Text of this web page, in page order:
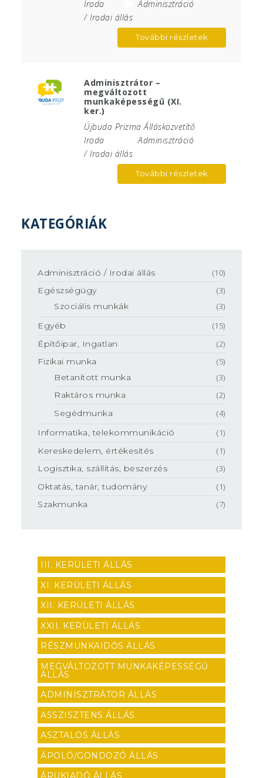
Iroda
Adminisztráció
/ Irodai állás
További részletek
Adminisztrátor –
megváltozott
munkaképességű (XI.
ker.)
Újbuda Prizma Állásközvetítő
Iroda
Adminisztráció
/ Irodai állás
További részletek
KATEGÓRIÁK
Adminisztráció / Irodai állás
(10)
Egészségügy
(3)
Szociális munkák
(3)
Egyéb
(15)
Építőipar, Ingatlan
(2)
Fizikai munka
(5)
Betanított munka
(3)
Raktáros munka
(2)
Segédmunka
(4)
Informatika, telekommunikáció
(1)
Kereskedelem, értékesítés
(1)
Logisztika, szállítás, beszerzés
(3)
Oktatás, tanár, tudomány
(1)
Szakmunka
(7)
III. KERÜLETI ÁLLÁS
XI. KERÜLETI ÁLLÁS
XII. KERÜLETI ÁLLÁS
XXII. KERÜLETI ÁLLÁS
RÉSZMUNKAIDŐS ÁLLÁS
MEGVÁLTOZOTT MUNKAKÉPESSÉGŰ
ÁLLÁS
ADMINISZTRÁTOR ÁLLÁS
ASSZISZTENS ÁLLÁS
ASZTALOS ÁLLÁS
ÁPOLÓ/GONDOZÓ ÁLLÁS